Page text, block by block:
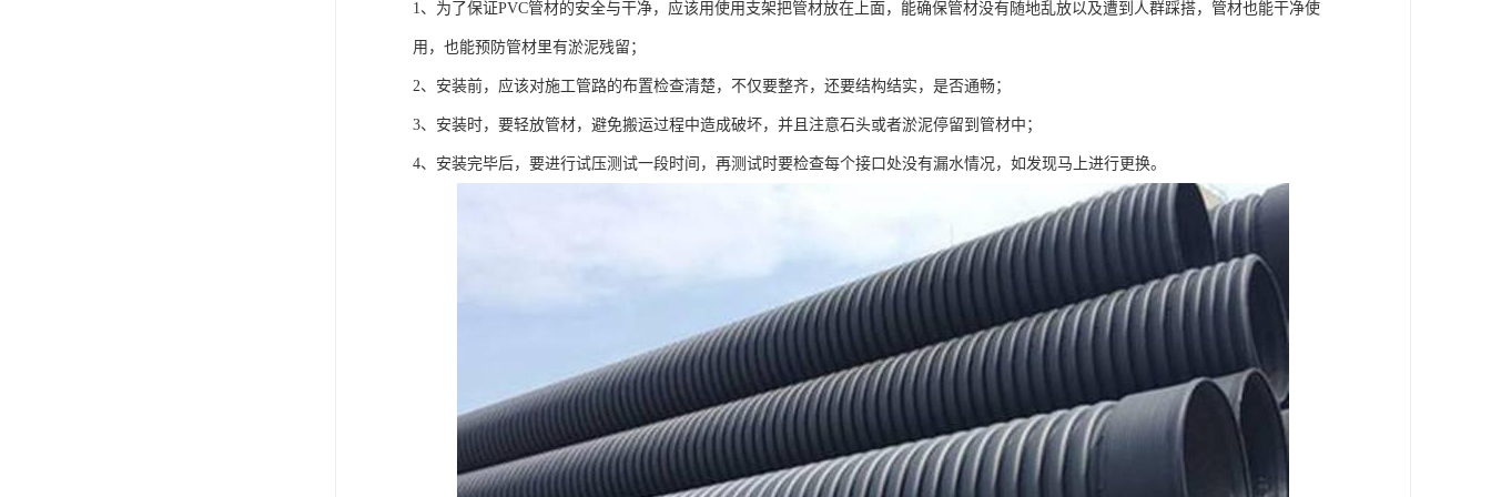
1、为了保证PVC管材的安全与干净，应该用使用支架把管材放在上面，能确保管材没有随地乱放以及遭到人群踩搭，管材也能干净使
用，也能预防管材里有淤泥残留；
2、安装前，应该对施工管路的布置检查清楚，不仅要整齐，还要结构结实，是否通畅；
3、安装时，要轻放管材，避免搬运过程中造成破坏，并且注意石头或者淤泥停留到管材中；
4、安装完毕后，要进行试压测试一段时间，再测试时要检查每个接口处没有漏水情况，如发现马上进行更换。